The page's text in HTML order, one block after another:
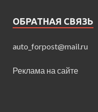
ОБРАТНАЯ СВЯЗЬ
auto_forpost@mail.ru
Реклама на сайте